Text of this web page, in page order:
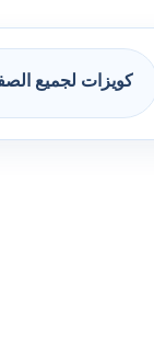
كويزات لجميع